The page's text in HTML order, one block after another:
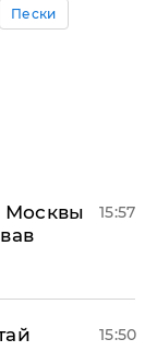
Пески
Москвы
15:57
15:50